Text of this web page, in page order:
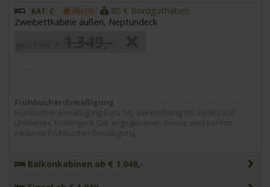
KAT. C INFOS
80 € Bordguthaben
Zweibettkabine außen, Neptundeck
Frühbucher-Ermäßigung
Frühbucher-Ermäßigung Euro 50,- bei Buchung bis 30.09.2026.
Limitiertes Kontingent. Die angegebenen Preise sind bereits
inklusive Frühbucher-Ermäßigung.
Balkonkabinen ab € 1.049,-